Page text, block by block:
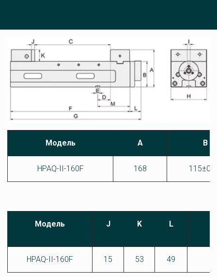
Модель A B
HPAQ-II-160F 168
Модель J K L
HPAQ-II-160F 15 53 49